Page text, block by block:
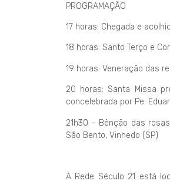
PROGRAMAÇÃO
17 horas: Chegada e
18 horas: Santo Terço e
19 horas: Veneração das
20 horas: Santa Missa
concelebrada por Pe.
21h30 – Bênção das
São Bento, Vinhedo (SP)
A Rede Século 21 está